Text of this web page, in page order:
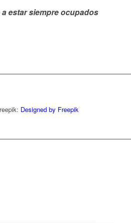
estar siempre ocupados
Designed by Freepik